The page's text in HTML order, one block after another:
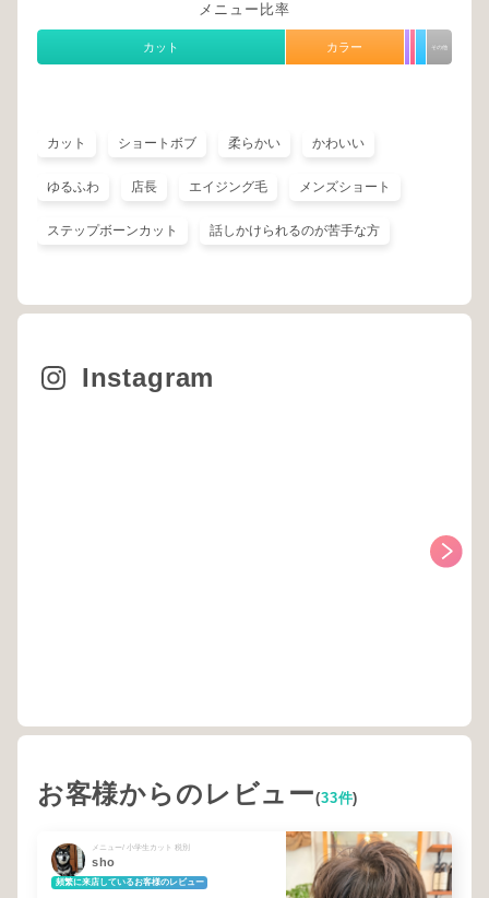
メニュー比率
カット カラー その他
カット ショートボブ 柔らかい かわいい
ゆるふわ 店長 エイジング毛 メンズショート
ステップボーンカット 話しかけられるのが苦手な方
Instagram
お客様からのレビュー(33件)
メニュー/ 小学生カット 税別
sho
頻繁に来店しているお客様のレビュー